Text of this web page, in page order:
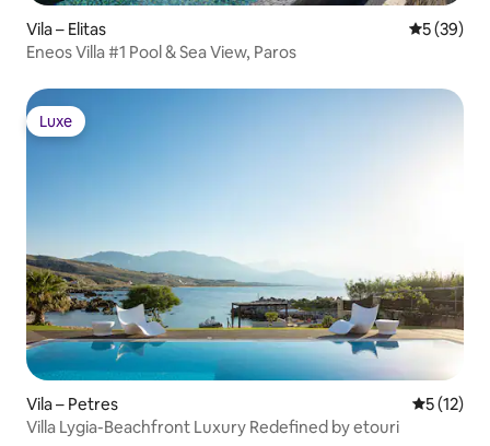
Vila – Elitas Prosječna
5 (39)
Eneos Villa #1 Pool & Sea View, Paros
Luxe
Luxe
Vila – Petres Prosječna
5 (12)
Villa Lygia-Beachfront Luxury Redefined by etouri